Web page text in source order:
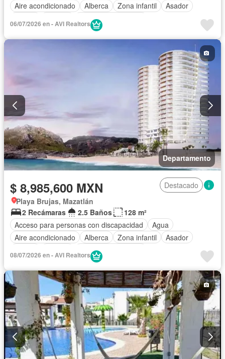
Aire acondicionado
Alberca Zona infantil
Asador
Caseta de vigilancia
Circuito cerrado de televisión
Cocina equipada
Cuarto de servicio
Gimnasio
Despacho
Sala polivalente
Sauna
Seguridad
Terraza
Vista panorámica
Zonas verdes Sin amueblar
06/07/2026 en - AVI Realtors
Departamento
$ 8,985,600 MXN
Destacado
Playa Brujas, Mazatlán
2 Recámaras
2.5 Baños
128 m²
Acceso para personas con discapacidad
Agua
Aire acondicionado
Alberca Zona infantil
Asador
Caseta de vigilancia
Circuito cerrado de televisión
Cocina equipada
Cocina integral
Cuarto de servicio
Electricidad
Elevador
Estacionamiento Gimnasio Internet
Jacuzzi
Jardín
Recámara con closet Azotea
Seguridad
Terraza
Vista panorámica Wifi
Zonas verdes
Sin amueblar
08/07/2026 en - AVI Realtors